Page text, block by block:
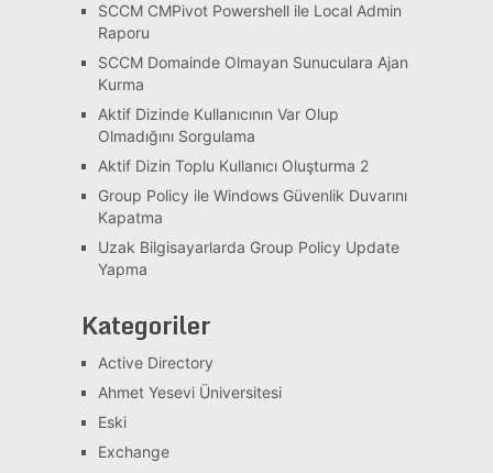
SCCM CMPivot Powershell ile Local Admin
Raporu
SCCM Domainde Olmayan Sunuculara Ajan
Kurma
Aktif Dizinde Kullanıcının Var Olup
Olmadığını Sorgulama
Aktif Dizin Toplu Kullanıcı Oluşturma 2
Group Policy ile Windows Güvenlik Duvarını
Kapatma
Uzak Bilgisayarlarda Group Policy Update
Yapma
Kategoriler
Active Directory
Ahmet Yesevi Üniversitesi
Eski
Exchange